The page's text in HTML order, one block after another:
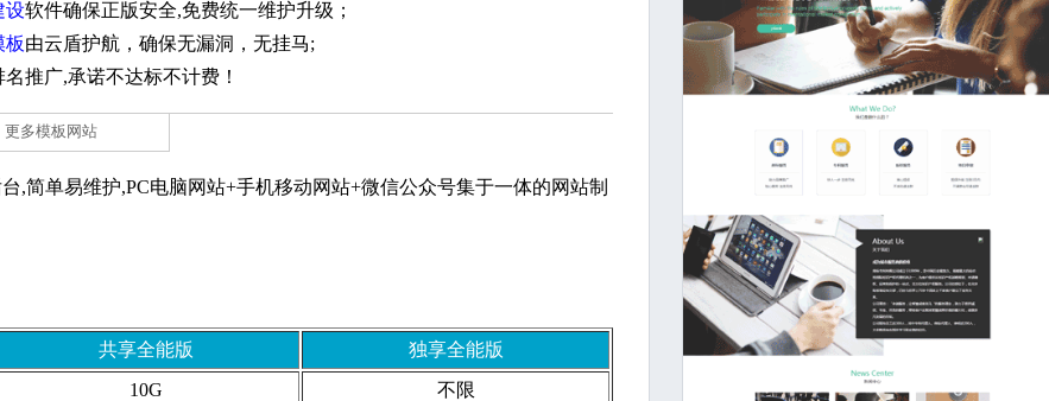
设软件确保正版安全,免费统一维护升级；
板由云盾护航，确保无漏洞，无挂马;
名推广,承诺不达标不计费！
,简单易维护,PC电脑网站+手机移动网站+微信公众号集于一体的网站制
共享全能版 独享全能版
10G
不限